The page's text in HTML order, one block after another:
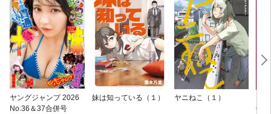
ヤングジャンプ 2026
No.36＆37合併号
妹は知っている（１） ヤニねこ（１）
6・